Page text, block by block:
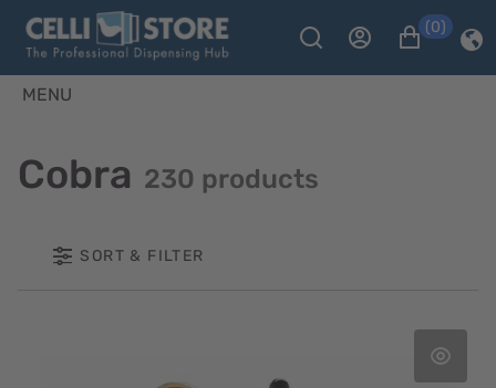
(0)
MENU
Cobra 230 products
SORT & FILTER